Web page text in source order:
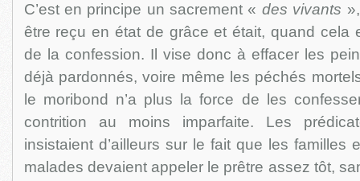
C’est en principe un sacrement « des vivants
être reçu en état de grâce et était, quand cela
de la confession. Il vise donc à effacer les
déjà pardonnés, voire même les péchés
le moribond n’a plus la force de les
contrition au moins imparfaite. Les
insistaient d’ailleurs sur le fait que les familles
malades devaient appeler le prêtre assez tôt,